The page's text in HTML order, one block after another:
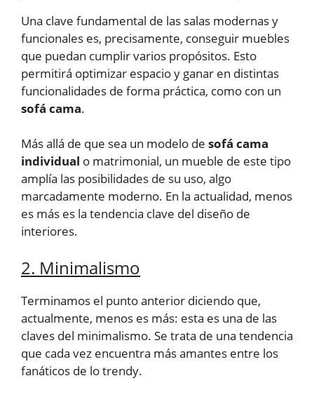
Una clave fundamental de las salas modernas y
funcionales es, precisamente, conseguir muebles
que puedan cumplir varios propósitos. Esto
permitirá optimizar espacio y ganar en distintas
funcionalidades de forma práctica, como con un
sofá cama.
Más allá de que sea un modelo de sofá cama
individual o matrimonial, un mueble de este tipo
amplía las posibilidades de su uso, algo
marcadamente moderno. En la actualidad, menos
es más es la tendencia clave del diseño de
interiores.
2. Minimalismo
Terminamos el punto anterior diciendo que,
actualmente, menos es más: esta es una de las
claves del minimalismo. Se trata de una tendencia
que cada vez encuentra más amantes entre los
fanáticos de lo trendy.